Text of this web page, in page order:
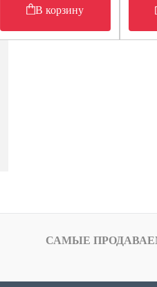
В корзину
САМЫЕ